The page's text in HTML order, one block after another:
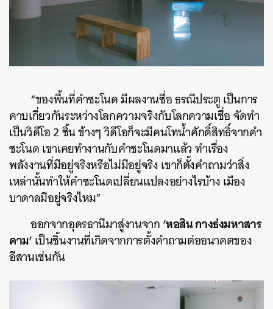
“ของพื้นที่คำชะโนด มีผลงานชื่อ ธรณีประตู เป็นการ
คาบเกี่ยวกันระหว่างโลกความจริงกับโลกความเชื่อ จัดทำ
เป็นวิดีโอ 2 ชิ้น ข้างๆ วิดีโอก็จะมีคนโทน้ำศักดิ์สิทธิ์จากคำ
ชะโนด เขาเคยทำงานกับคำชะโนดมาแล้ว ทำเรื่อง
พลังงานที่มีอยู่จริงหรือไม่มีอยู่จริง เขาก็ตั้งคำถามว่าสิ่ง
เหล่านั้นทำให้คำชะโนดเปลี่ยนแปลงอย่างไรบ้าง เมือง
บาดาลมีอยู่จริงไหม”
ออกจากอุดรธานีมาสู่งานจาก‘หอสิน กางธ่งมหาสาร
คาม’เป็นชิ้นงานที่เกิดจากการตั้งคำถามต่ออนาคตของ
อีสานเช่นกัน